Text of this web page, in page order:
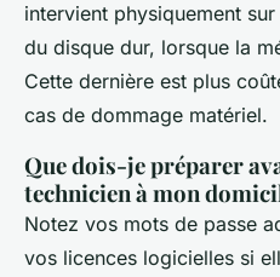
intervient physiquement
du disque dur, lorsque la
Cette dernière est plus
cas de dommage matériel.
Que dois-je préparer
technicien à mon
Notez vos mots de passe
vos licences logicielles si